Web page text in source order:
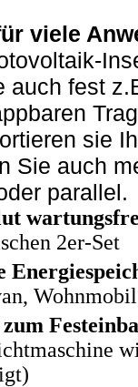
viele
auch fest
sie
Sie auch
parallel.
2er-Set